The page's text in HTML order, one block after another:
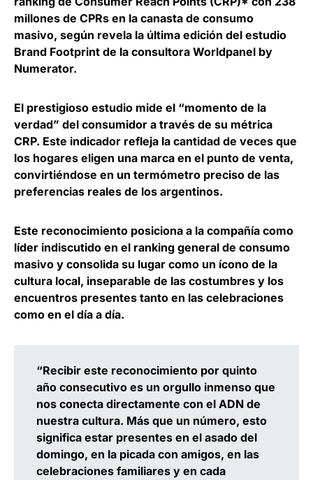
millones de CPRs en la canasta de consumo
masivo, según revela la última edición del estudio
Brand Footprint de la consultora Worldpanel by
Numerator.
El prestigioso estudio mide el “momento de la
verdad” del consumidor a través de su métrica
CRP. Este indicador refleja la cantidad de veces que
los hogares eligen una marca en el punto de venta,
convirtiéndose en un termómetro preciso de las
preferencias reales de los argentinos.
Este reconocimiento posiciona a la compañía como
líder indiscutido en el ranking general de consumo
masivo y consolida su lugar como un ícono de la
cultura local, inseparable de las costumbres y los
encuentros presentes tanto en las celebraciones
como en el día a día.
“Recibir este reconocimiento por quinto
año consecutivo es un orgullo inmenso que
nos conecta directamente con el ADN de
nuestra cultura. Más que un número, esto
significa estar presentes en el asado del
domingo, en la picada con amigos, en las
celebraciones familiares y en cada